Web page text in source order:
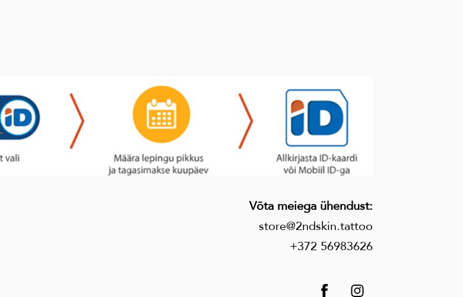
Võta meiega ühendust:
store@2ndskin.tattoo
+372 56983626